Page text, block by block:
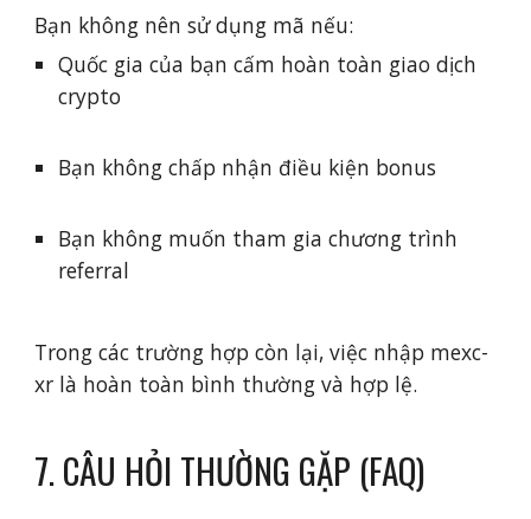
Bạn không nên sử dụng mã nếu:
Quốc gia của bạn cấm hoàn toàn giao dịch
crypto
Bạn không chấp nhận điều kiện bonus
Bạn không muốn tham gia chương trình
referral
Trong các trường hợp còn lại, việc nhập mexc-
xr là hoàn toàn bình thường và hợp lệ.
7. CÂU HỎI THƯỜNG GẶP (FAQ)